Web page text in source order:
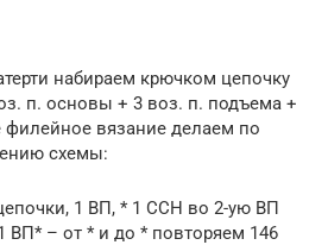
набираем крючком цепочку
п. основы + 3 воз. п. подъема +
вязание делаем по
схемы:
1 ВП, * 1 ССН во 2-ую ВП
ВП* – от * и до * повторяем 146